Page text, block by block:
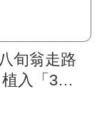
旬翁走路
入「3D